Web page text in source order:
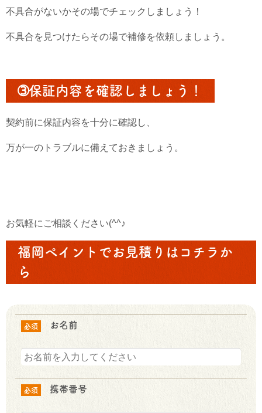
不具合がないかその場でチェックしましょう！
不具合を見つけたらその場で補修を依頼しましょう。
➂保証内容を確認しましょう！
契約前に保証内容を十分に確認し、
万が一のトラブルに備えておきましょう。
お気軽にご相談ください(^^♪
福岡ペイントでお見積りはコチラか
ら
必須 お名前
必須 携帯番号